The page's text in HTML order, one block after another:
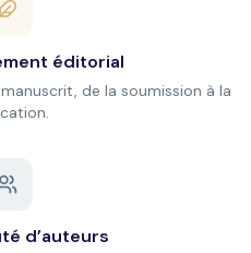
éditorial
de la soumission à la
d’auteurs